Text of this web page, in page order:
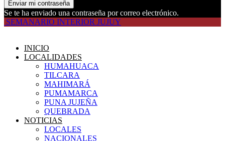
Se te ha enviado una contraseña por correo electrónico.
SEMANARIO INTERIOR JUJUY
INICIO
LOCALIDADES
HUMAHUACA
TILCARA
MAHIMARÁ
PUMAMARCA
PUNA JUJEÑA
QUEBRADA
NOTICIAS
LOCALES
NACIONALES